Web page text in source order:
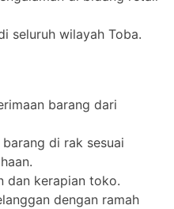
seluruh wilayah Toba.
barang dari
di rak sesuai
dan kerapian toko.
dengan ramah